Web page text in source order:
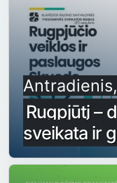
Rugpjūtį –
sveikata ir